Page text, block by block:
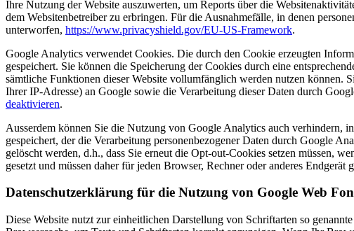
Ihre Nutzung der Website auszuwerten, um Reports über die
dem Websitenbetreiber zu erbringen. Für die Ausnahmefälle, in denen
unterworfen, https://www.privacyshield.gov/EU-US-Framework.
Google Analytics verwendet Cookies. Die durch den Cookie erzeugten
gespeichert. Sie können die Speicherung der Cookies durch eine
sämtliche Funktionen dieser Website vollumfänglich werden nutzen können.
Ihrer IP-Adresse) an Google sowie die Verarbeitung dieser Daten durch
deaktivieren.
Ausserdem können Sie die Nutzung von Google Analytics auch verhindern,
gespeichert, der die Verarbeitung personenbezogener Daten durch Google
gelöscht werden, d.h., dass Sie erneut die Opt-out-Cookies setzen müssen,
gesetzt und müssen daher für jeden Browser, Rechner oder anderes Endgerät
Datenschutzerklärung für die Nutzung von Google Web
Diese Website nutzt zur einheitlichen Darstellung von Schriftarten so